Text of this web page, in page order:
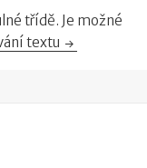
třídě. Je možné
textu Brigáda na